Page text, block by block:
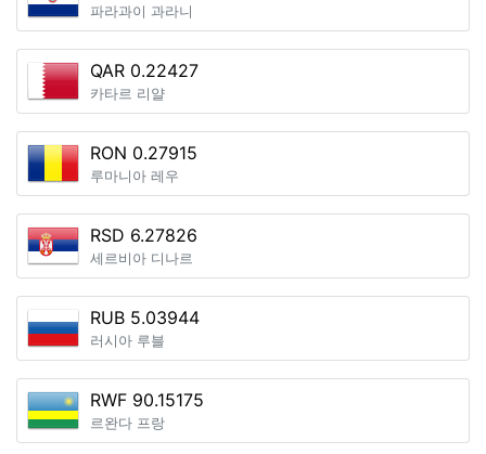
파라과이 과라니
QAR 0.22427
카타르 리얄
RON 0.27915
루마니아 레우
RSD 6.27826
세르비아 디나르
RUB 5.03944
러시아 루블
RWF 90.15175
르완다 프랑